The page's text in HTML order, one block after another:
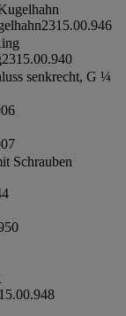
2315.00.946
2315.00.940
senkrecht, G ¼
Schrauben